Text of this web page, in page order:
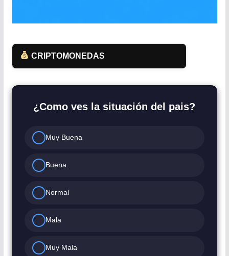
CRIPTOMONEDAS
¿Como ves la situación del pais?
Muy Buena
Buena
Normal
Mala
Muy Mala